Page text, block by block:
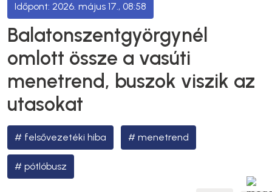
2026. május 17., 08:58
Balatonszentgyörgynél
omlott össze a vasúti
menetrend, buszok viszik az
utasokat
felsővezetéki hiba menetrend
pótlóbusz